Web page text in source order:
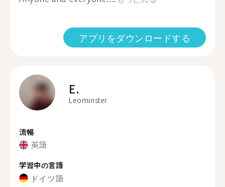
アプリをダウンロードする
E.
Leominster
流暢
英語
学習中の言語
ドイツ語